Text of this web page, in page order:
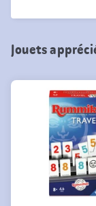
Jouets